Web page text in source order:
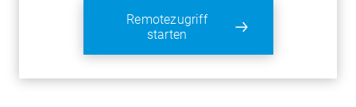
Remotezugriff
starten